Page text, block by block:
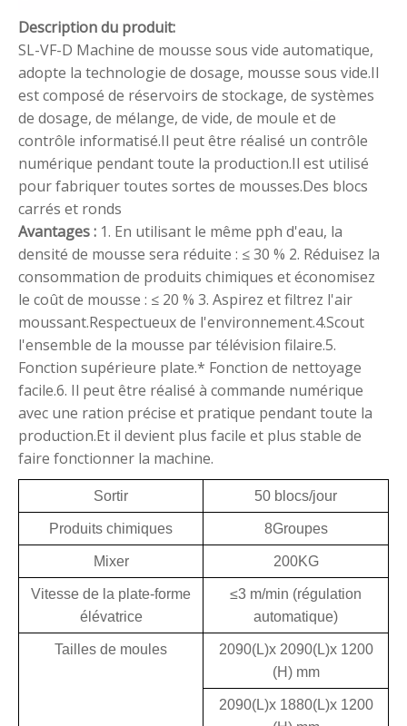
Description du produit:
SL-VF-D Machine de mousse sous vide automatique,
adopte la technologie de dosage, mousse sous vide.Il
est composé de réservoirs de stockage, de systèmes
de dosage, de mélange, de vide, de moule et de
contrôle informatisé.Il peut être réalisé un contrôle
numérique pendant toute la production.Il est utilisé
pour fabriquer toutes sortes de mousses.Des blocs
carrés et ronds
Avantages : 1. En utilisant le même pph d'eau, la
densité de mousse sera réduite : ≤ 30 % 2. Réduisez la
consommation de produits chimiques et économisez
le coût de mousse : ≤ 20 % 3. Aspirez et filtrez l'air
moussant.Respectueux de l'environnement.4.Scout
l'ensemble de la mousse par télévision filaire.5.
Fonction supérieure plate.* Fonction de nettoyage
facile.6. Il peut être réalisé à commande numérique
avec une ration précise et pratique pendant toute la
production.Et il devient plus facile et plus stable de
faire fonctionner la machine.
Sortir 50 blocs/jour
Produits chimiques 8Groupes
Mixer 200KG
Vitesse de la plate-forme
élévatrice
≤3 m/min (régulation
automatique)
Tailles de moules
2090(L)x 2090(L)x 1200
(H) mm
2090(L)x 1880(L)x 1200